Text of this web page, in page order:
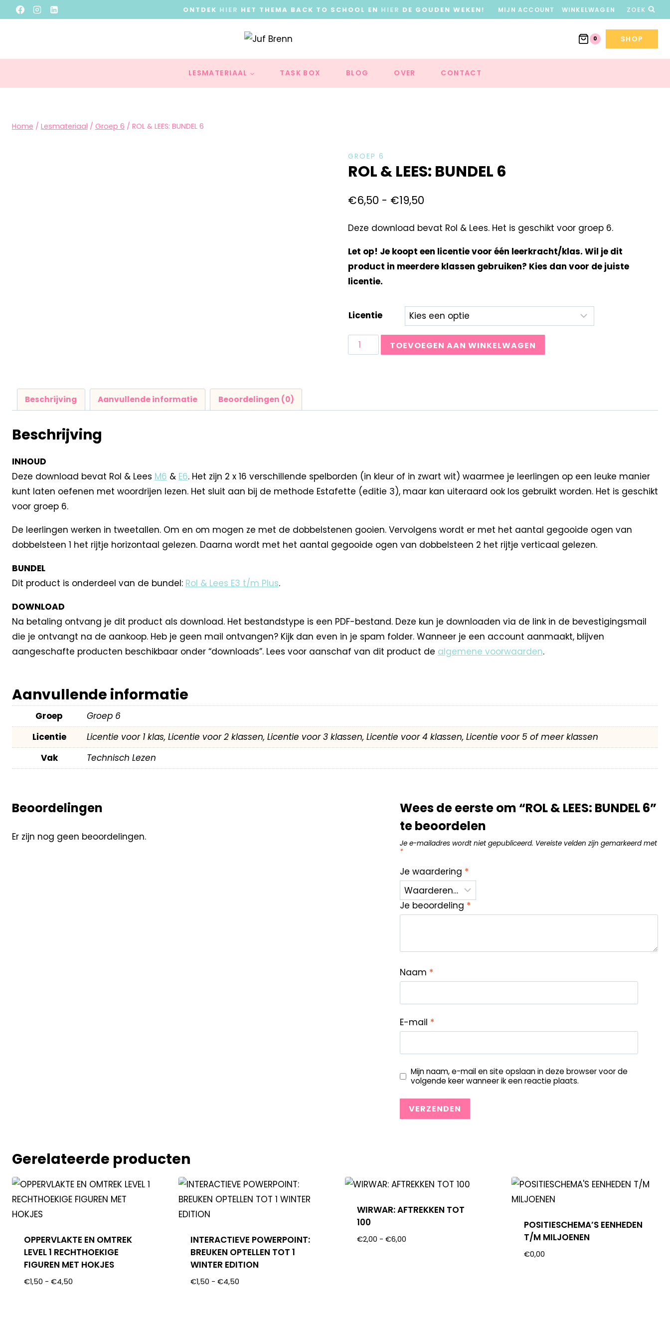
ONTDEK HIER HET THEMA BACK TO SCHOOL EN HIER DE GOUDEN WEKEN! MIJN ACCOUNT WINKELWAGEN ZOEK
0 SHOP
LESMATERIAAL TASK BOX BLOG OVER CONTACT
Home / Lesmateriaal / Groep 6 / ROL & LEES: BUNDEL 6
GROEP 6
ROL & LEES: BUNDEL 6
€6,50 - €19,50
Deze download bevat Rol & Lees. Het is geschikt voor groep 6.
Let op! Je koopt een licentie voor één leerkracht/klas. Wil je dit
product in meerdere klassen gebruiken? Kies dan voor de juiste
licentie.
Licentie
TOEVOEGEN AAN WINKELWAGEN
Beschrijving Aanvullende informatie Beoordelingen (0)
Beschrijving
INHOUD
Deze download bevat Rol & Lees M6 & E6. Het zijn 2 x 16 verschillende spelborden (in kleur of in zwart wit) waarmee je leerlingen op een leuke manier
kunt laten oefenen met woordrijen lezen. Het sluit aan bij de methode Estafette (editie 3), maar kan uiteraard ook los gebruikt worden. Het is geschikt
voor groep 6.
De leerlingen werken in tweetallen. Om en om mogen ze met de dobbelstenen gooien. Vervolgens wordt er met het aantal gegooide ogen van
dobbelsteen 1 het rijtje horizontaal gelezen. Daarna wordt met het aantal gegooide ogen van dobbelsteen 2 het rijtje verticaal gelezen.
BUNDEL
Dit product is onderdeel van de bundel: Rol & Lees E3 t/m Plus.
DOWNLOAD
Na betaling ontvang je dit product als download. Het bestandstype is een PDF-bestand. Deze kun je downloaden via de link in de bevestigingsmail
die je ontvangt na de aankoop. Heb je geen mail ontvangen? Kijk dan even in je spam folder. Wanneer je een account aanmaakt, blijven
aangeschafte producten beschikbaar onder “downloads”. Lees voor aanschaf van dit product de algemene voorwaarden.
Aanvullende informatie
Groep
Groep 6
Licentie
Licentie voor 1 klas, Licentie voor 2 klassen, Licentie voor 3 klassen, Licentie voor 4 klassen, Licentie voor 5 of meer klassen
Vak
Technisch Lezen
Beoordelingen
Er zijn nog geen beoordelingen.
Wees de eerste om “ROL & LEES: BUNDEL 6”
te beoordelen
Je e-mailadres wordt niet gepubliceerd. Vereiste velden zijn gemarkeerd met
*
Je waardering *
Je beoordeling *
Naam *
E-mail *
Mijn naam, e-mail en site opslaan in deze browser voor de
volgende keer wanneer ik een reactie plaats.
Gerelateerde producten
OPPERVLAKTE EN OMTREK
LEVEL 1 RECHTHOEKIGE
FIGUREN MET HOKJES
€1,50 - €4,50
INTERACTIEVE POWERPOINT:
BREUKEN OPTELLEN TOT 1
WINTER EDITION
€1,50 - €4,50
WIRWAR: AFTREKKEN TOT
100
€2,00 - €6,00
POSITIESCHEMA’S EENHEDEN
T/M MILJOENEN
€0,00